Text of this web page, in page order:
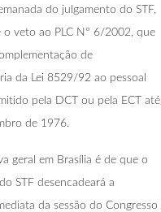
do julgamento do STF,
o veto ao PLC Nº 6/2002, que
de
da Lei 8529/92 ao pessoal
pela DCT ou pela ECT até
de 1976.
geral em Brasília é de que o
STF desencadeará a
da sessão do Congresso